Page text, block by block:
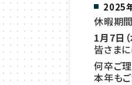
2025
休暇期
1月7日
皆さま
何卒ご
本年も